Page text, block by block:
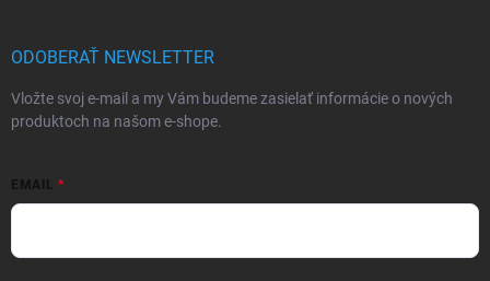
ODOBERAŤ NEWSLETTER
Vložte svoj e-mail a my Vám budeme zasielať informácie o nových
produktoch na našom e-shope.
EMAIL